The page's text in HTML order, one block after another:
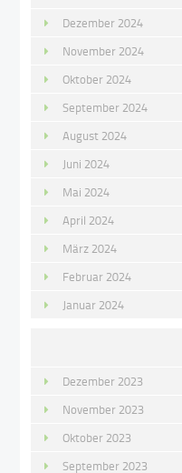
Dezember 2024
November 2024
Oktober 2024
September 2024
August 2024
Juni 2024
Mai 2024
April 2024
März 2024
Februar 2024
Januar 2024
Dezember 2023
November 2023
Oktober 2023
September 2023